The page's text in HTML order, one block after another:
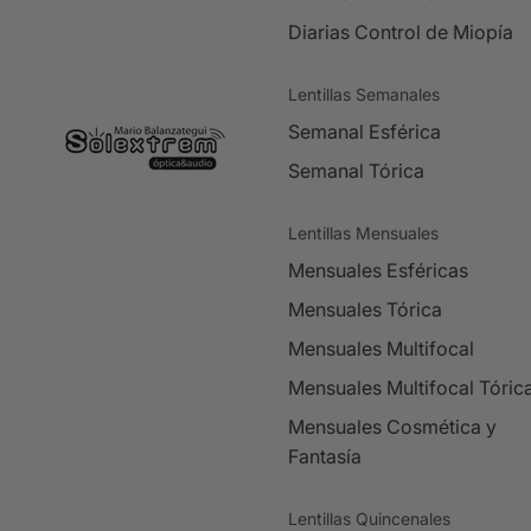
Diarias Control de Miopía
Lentillas Semanales
Semanal Esférica
Semanal Tórica
Lentillas Mensuales
Mensuales Esféricas
Mensuales Tórica
Mensuales Multifocal
Mensuales Multifocal
Mensuales Cosmética y
Fantasía
Lentillas Quincenales